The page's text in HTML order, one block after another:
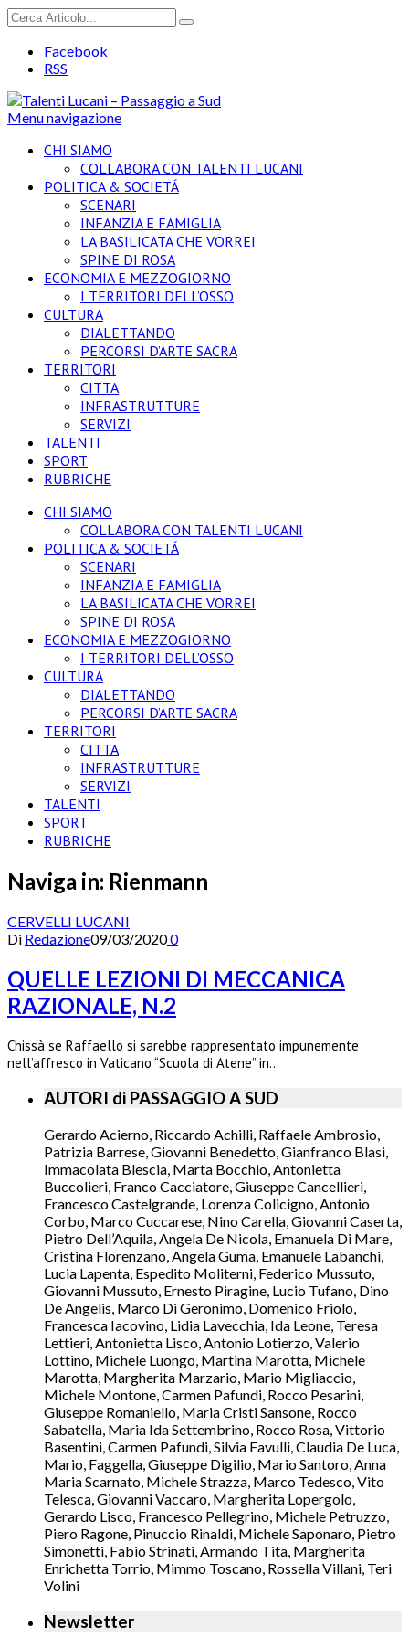
Facebook
RSS
Menu navigazione
CHI SIAMO
COLLABORA CON TALENTI LUCANI
POLITICA & SOCIETÁ
SCENARI
INFANZIA E FAMIGLIA
LA BASILICATA CHE VORREI
SPINE DI ROSA
ECONOMIA E MEZZOGIORNO
I TERRITORI DELL’OSSO
CULTURA
DIALETTANDO
PERCORSI D’ARTE SACRA
TERRITORI
CITTA
INFRASTRUTTURE
SERVIZI
TALENTI
SPORT
RUBRICHE
CHI SIAMO
COLLABORA CON TALENTI LUCANI
POLITICA & SOCIETÁ
SCENARI
INFANZIA E FAMIGLIA
LA BASILICATA CHE VORREI
SPINE DI ROSA
ECONOMIA E MEZZOGIORNO
I TERRITORI DELL’OSSO
CULTURA
DIALETTANDO
PERCORSI D’ARTE SACRA
TERRITORI
CITTA
INFRASTRUTTURE
SERVIZI
TALENTI
SPORT
RUBRICHE
Naviga in: Rienmann
CERVELLI LUCANI
Di Redazione09/03/20200
QUELLE LEZIONI DI MECCANICA
RAZIONALE, N.2
Chissà se Raffaello si sarebbe rappresentato impunemente
nell’affresco in Vaticano “Scuola di Atene” in…
AUTORI di PASSAGGIO A SUD
Gerardo Acierno, Riccardo Achilli, Raffaele Ambrosio,
Patrizia Barrese, Giovanni Benedetto, Gianfranco Blasi,
Immacolata Blescia, Marta Bocchio, Antonietta
Buccolieri, Franco Cacciatore, Giuseppe Cancellieri,
Francesco Castelgrande, Lorenza Colicigno, Antonio
Corbo, Marco Cuccarese, Nino Carella, Giovanni Caserta,
Pietro Dell’Aquila, Angela De Nicola, Emanuela Di Mare,
Cristina Florenzano, Angela Guma, Emanuele Labanchi,
Lucia Lapenta, Espedito Moliterni, Federico Mussuto,
Giovanni Mussuto, Ernesto Piragine, Lucio Tufano, Dino
De Angelis, Marco Di Geronimo, Domenico Friolo,
Francesca Iacovino, Lidia Lavecchia, Ida Leone, Teresa
Lettieri, Antonietta Lisco, Antonio Lotierzo, Valerio
Lottino, Michele Luongo, Martina Marotta, Michele
Marotta, Margherita Marzario, Mario Migliaccio,
Michele Montone, Carmen Pafundi, Rocco Pesarini,
Giuseppe Romaniello, Maria Cristi Sansone, Rocco
Sabatella, Maria Ida Settembrino, Rocco Rosa, Vittorio
Basentini, Carmen Pafundi, Silvia Favulli, Claudia De Luca,
Mario, Faggella, Giuseppe Digilio, Mario Santoro, Anna
Maria Scarnato, Michele Strazza, Marco Tedesco, Vito
Telesca, Giovanni Vaccaro, Margherita Lopergolo,
Gerardo Lisco, Francesco Pellegrino, Michele Petruzzo,
Piero Ragone, Pinuccio Rinaldi, Michele Saponaro, Pietro
Simonetti, Fabio Strinati, Armando Tita, Margherita
Enrichetta Torrio, Mimmo Toscano, Rossella Villani, Teri
Volini
Newsletter